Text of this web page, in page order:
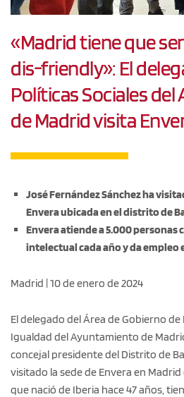
«Madrid tiene que
dis-friendly»: El
Políticas Sociales
de Madrid visita
José Fernández Sánchez ha
Envera ubicada en el distrito de
Envera atiende a 5.000 personas
intelectual cada año y da empleo
Madrid | 10 de enero de 2024
El delegado del Área de Gobierno de
Igualdad del Ayuntamiento de
concejal presidente del Distrito de
visitado la sede de Envera en
que nació de Iberia hace 47 años,